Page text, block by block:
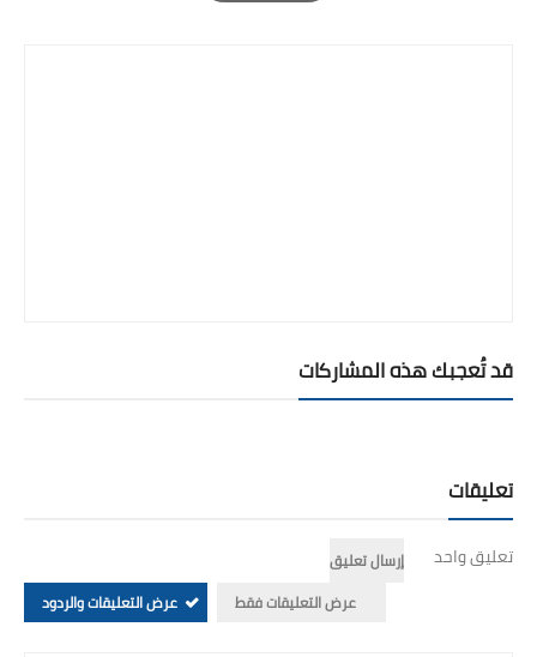
Print
قد تُعجبك هذه المشاركات
تعليقات
تعليق واحد
إرسال تعليق
عرض التعليقات فقط
عرض التعليقات والردود